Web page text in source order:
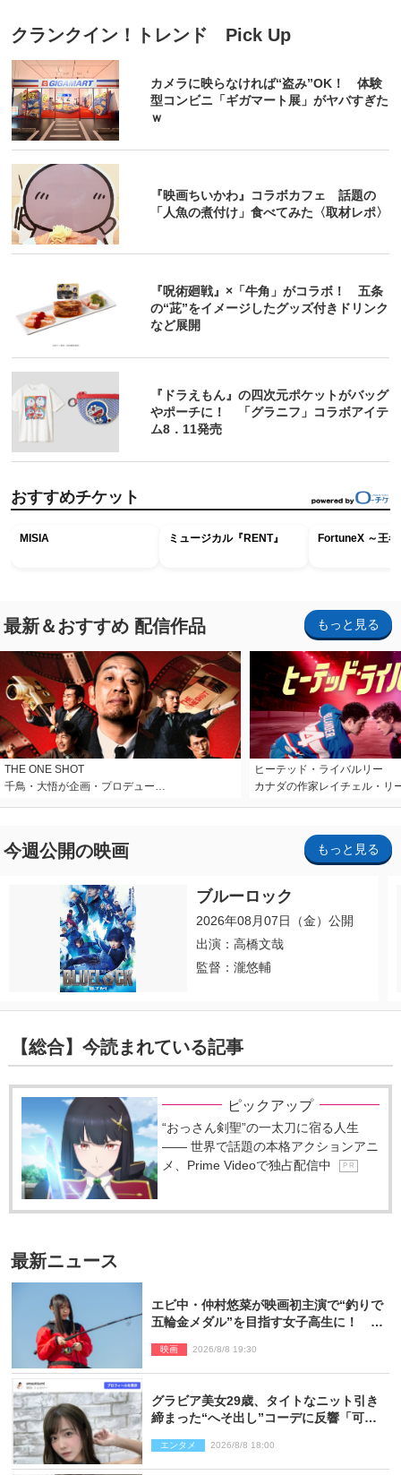
クランクイン！トレンド Pick Up
カメラに映らなければ“盗み”OK！ 体験
型コンビニ「ギガマート展」がヤバすぎた
ｗ
『映画ちいかわ』コラボカフェ 話題の
「人魚の煮付け」食べてみた〈取材レポ〉
『呪術廻戦』×「牛角」がコラボ！ 五条
の“茈”をイメージしたグッズ付きドリンク
など展開
『ドラえもん』の四次元ポケットがバッグ
やポーチに！ 「グラニフ」コラボアイテ
ム8．11発売
おすすめチケット
MISIA ミュージカル『RENT』 FortuneX ～王
最新＆おすすめ 配信作品 もっと見る
THE ONE SHOT
千鳥・大悟が企画・プロデュー…
ヒーテッド・ライバルリー
カナダの作家レイチェル・リ
今週公開の映画 もっと見る
ブルーロック
2026年08月07日（金）公開
出演：高橋文哉
監督：瀧悠輔
【総合】今読まれている記事
ピックアップ
“おっさん剣聖”の一太刀に宿る人生
―― 世界で話題の本格アクションアニ
メ、Prime Videoで独占配信中
P R
最新ニュース
エビ中・仲村悠菜が映画初主演で“釣りで
五輪金メダル”を目指す女子高生に！ 映
映画 2026/8/8 19:30
グラビア美女29歳、タイトなニット引き
締まった“へそ出し”コーデに反響「可愛
エンタメ 2026/8/8 18:00